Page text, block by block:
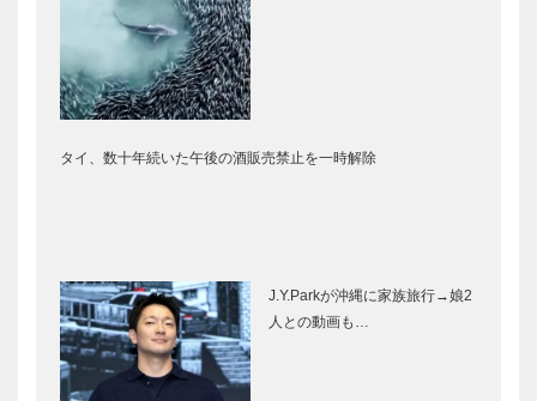
タイ、数十年続いた午後の酒販売禁止を一時解除
J.Y.Parkが沖縄に家族旅行→娘2
人との動画も…